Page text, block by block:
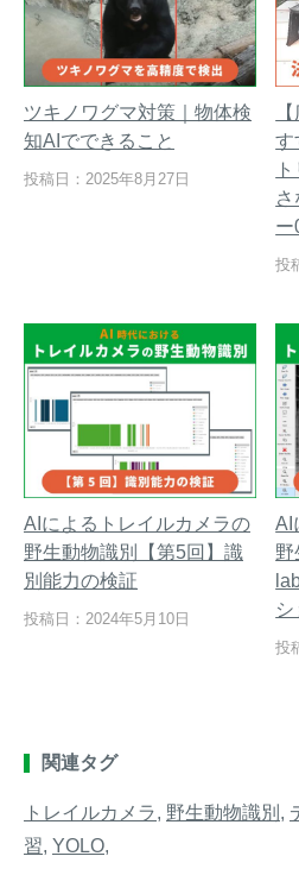
ツキノワグマ対策｜物体検
知AIでできること
投稿日：2025年8月27日
す
ー
投
AIによるトレイルカメラの
野生動物識別【第5回】識
別能力の検証
投稿日：2024年5月10日
AI
野
投
関連タグ
トレイルカメラ, 野生動物識別 ,
習, YOLO,